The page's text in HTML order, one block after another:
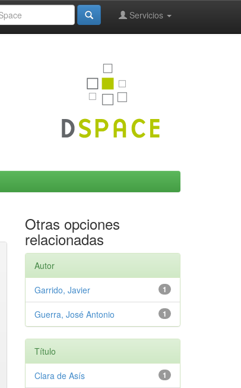
Servicios
Otras opciones
relacionadas
Autor
1
Garrido, Javier
1
Guerra, José Antonio
Título
1
Clara de Asís